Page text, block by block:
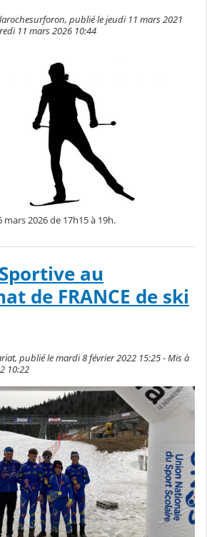
publié le jeudi 11 mars 2021
11 mars 2026 10:44
2026 de 17h15 à 19h.
au
de FRANCE de ski
publié le mardi 8 février 2022 15:25 - Mis à
10:22